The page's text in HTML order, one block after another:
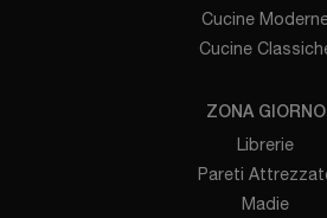
Cucine
Cucine
ZONA GIORNO
Librerie
Pareti
Madie